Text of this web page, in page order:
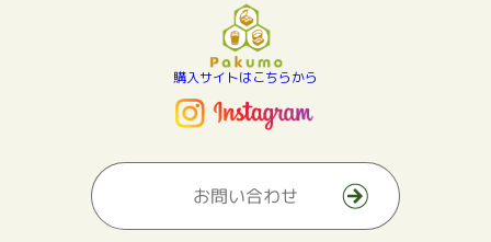
購入サイトはこちらから
お問い合わせ